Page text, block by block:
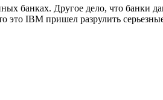
банках. Другое дело, что банки
это IBM пришел разрулить